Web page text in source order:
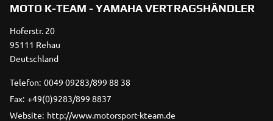
MOTO K-TEAM - YAMAHA VERTRAGSHÄNDLER
Hoferstr. 20
95111 Rehau
Deutschland
Telefon: 0049 09283/899 88 38
Fax: +49(0)9283/899 8837
Website: http://www.motorsport-kteam.de